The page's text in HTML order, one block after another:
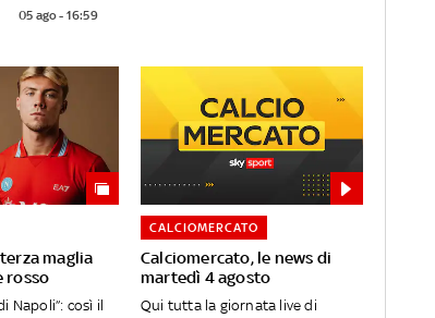
05 ago - 16:59
maglia
rosso
Napoli”: così il
Calciomercato, le news di
martedì 4 agosto
CALCIOMERCATO
Qui tutta la giornata live di